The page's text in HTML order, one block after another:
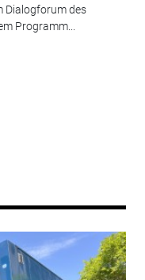
Dialogforum des
Programm...